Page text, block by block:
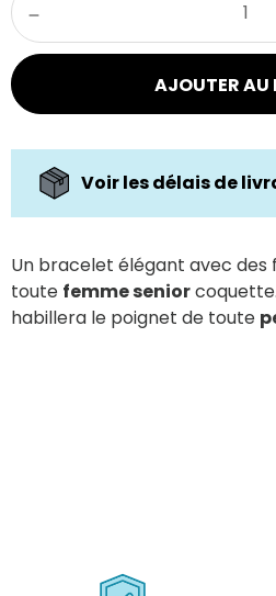
AJOUTER AU
Voir les délais de
Un bracelet élégant avec des
toute femme senior
habillera le poignet de toute